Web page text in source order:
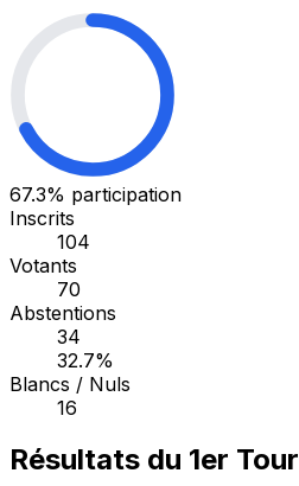
67.3% participation
Inscrits
104
Votants
70
Abstentions
34
32.7%
Blancs / Nuls
16
Résultats du 1er Tour